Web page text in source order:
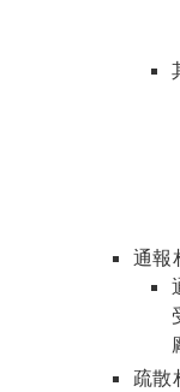
通報
疏散